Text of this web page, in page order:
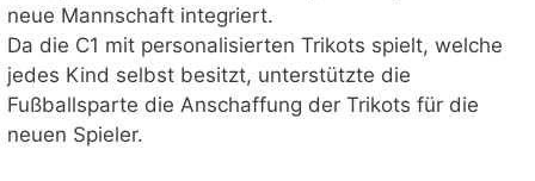
neue Mannschaft integriert.
Da die C1 mit personalisierten Trikots spielt, welche
jedes Kind selbst besitzt, unterstützte die
Fußballsparte die Anschaffung der Trikots für die
neuen Spieler.